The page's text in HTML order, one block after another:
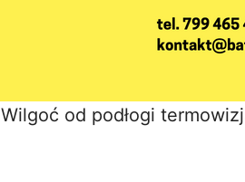
Wilgoć od podłogi